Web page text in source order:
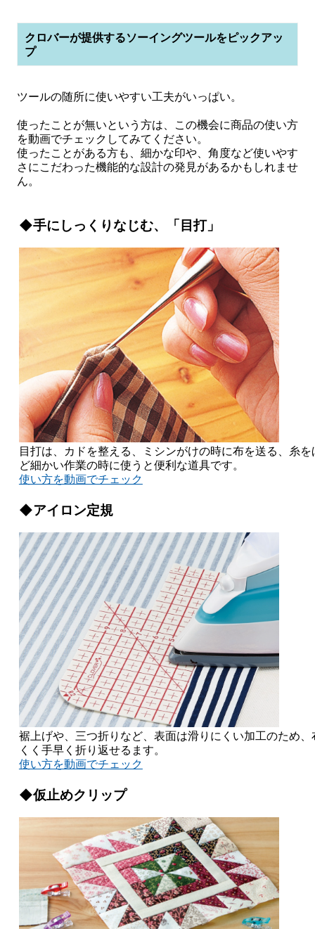
クロバーが提供するソーイングツールをピックアッ
プ
ツールの随所に使いやすい工夫がいっぱい。
使ったことが無いという方は、この機会に商品の使い方
を動画でチェックしてみてください。
使ったことがある方も、細かな印や、角度など使いやす
さにこだわった機能的な設計の発見があるかもしれませ
ん。
◆手にしっくりなじむ、「目打」
目打は、カドを整える、ミシンがけの時に布を送る、糸
ど細かい作業の時に使うと便利な道具です。
使い方を動画でチェック
◆アイロン定規
裾上げや、三つ折りなど、表面は滑りにくい加工のため、
くく手早く折り返せるます。
使い方を動画でチェック
◆仮止めクリップ